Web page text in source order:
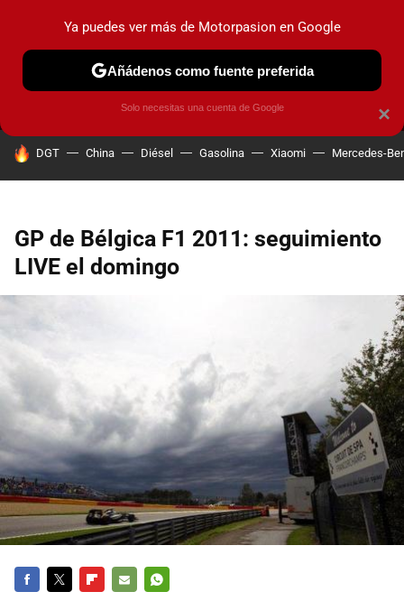
MENÚ NUEVO
COCHES ELÉCTRICOS OBSERVATORIO
HOY SE HABLA DE
DGT China Diésel Gasolina Xiaomi Mercedes-
GP de Bélgica F1 2011: seguimiento
LIVE el domingo
×
Ya puedes ver más de Motorpasion en Google
Añádenos como fuente preferida
Solo necesitas una cuenta de Google